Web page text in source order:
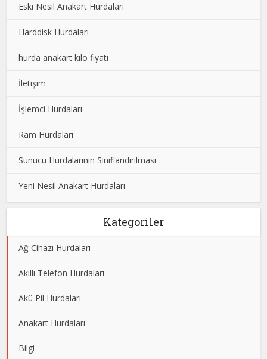
Eski Nesil Anakart Hurdaları
Harddisk Hurdaları
hurda anakart kilo fiyatı
İletişim
İşlemci Hurdaları
Ram Hurdaları
Sunucu Hurdalarının Sınıflandırılması
Yeni Nesil Anakart Hurdaları
Kategoriler
Ağ Cihazı Hurdaları
Akıllı Telefon Hurdaları
Akü Pil Hurdaları
Anakart Hurdaları
Bilgi